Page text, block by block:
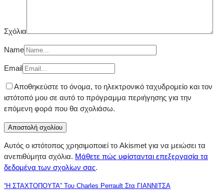
Σχόλια
Name
Email
Αποθηκεύστε το όνομα, το ηλεκτρονικό ταχυδρομείο και τον
ιστότοπό μου σε αυτό το πρόγραμμα περιήγησης για την
επόμενη φορά που θα σχολιάσω.
Αυτός ο ιστότοπος χρησιμοποιεί το Akismet για να μειώσει τα
ανεπιθύμητα σχόλια. Μάθετε πώς υφίστανται επεξεργασία τα
δεδομένα των σχολίων σας.
“Η ΣΤΑΧΤΟΠΟΥΤΑ” Του Charles Perrault Στα ΓΙΑΝΝΙΤΣΑ